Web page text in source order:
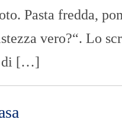
Pasta fredda,
vero?“. Lo
di […]